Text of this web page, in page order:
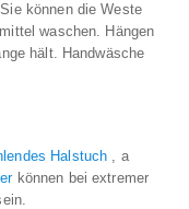
können die Weste
waschen. Hängen
hält. Handwäsche
Halstuch , a
können bei extremer